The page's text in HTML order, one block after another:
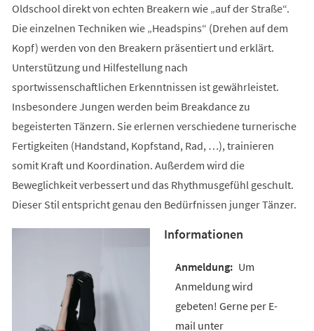
Oldschool direkt von echten Breakern wie „auf der Straße“.
Die einzelnen Techniken wie „Headspins“ (Drehen auf dem
Kopf) werden von den Breakern präsentiert und erklärt.
Unterstützung und Hilfestellung nach
sportwissenschaftlichen Erkenntnissen ist gewährleistet.
Insbesondere Jungen werden beim Breakdance zu
begeisterten Tänzern. Sie erlernen verschiedene turnerische
Fertigkeiten (Handstand, Kopfstand, Rad, …), trainieren
somit Kraft und Koordination. Außerdem wird die
Beweglichkeit verbessert und das Rhythmusgefühl geschult.
Dieser Stil entspricht genau den Bedürfnissen junger Tänzer.
Informationen
Um
Anmeldung wird
gebeten! Gerne per E-
mail unter